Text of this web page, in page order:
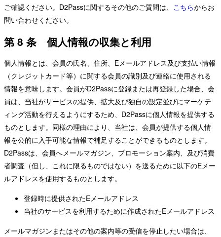
ご確認ください。D2Passに関するその他のご質問は、 こちらからお
問い合わせください。
第 8 条 個人情報の収集と利用
個人情報とは、会員の氏名、住所、Eメールアドレス及び支払い情報
（クレジットカード等）に関する会員の識別及び連絡に使用される
情報を意味します。会員がD2Passに登録または再登録した場合、会
員は、当社がサービスの提供、拡大及び独自の設定並びにマーケテ
ィング活動を行えるようにするため、D2Passに個人情報を提供する
ものとします。同様の理由により、当社は、会員が提供する個人情
報を公的に入手可能な情報で補足することができるものとします。
D2Passは、会員へメールマガジン、プロモーション案内、及び消費
者調査（但し、これに限るものではない）を送るために以下のEメー
ルアドレスを使用するものとします。
登録時に提供されたEメールアドレス
当社のサービスを利用するために作成されたEメールアドレス
メールマガジンまたはその他の案内等の受信を停止したい場合は、